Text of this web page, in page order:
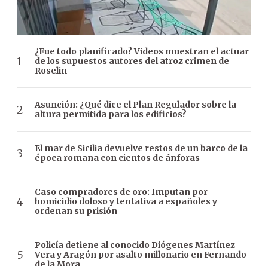
¿Fue todo planificado? Videos muestran el actuar
de los supuestos autores del atroz crimen de
Roselin
Asunción: ¿Qué dice el Plan Regulador sobre la
altura permitida para los edificios?
El mar de Sicilia devuelve restos de un barco de la
época romana con cientos de ánforas
Caso compradores de oro: Imputan por
homicidio doloso y tentativa a españoles y
ordenan su prisión
Policía detiene al conocido Diógenes Martínez
Vera y Aragón por asalto millonario en Fernando